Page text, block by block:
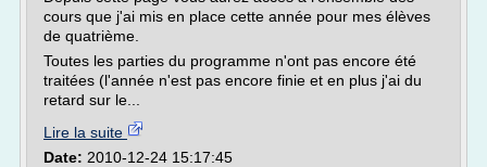
cours que j'ai mis en place cette année pour mes élèves
de quatrième.
Toutes les parties du programme n'ont pas encore été
traitées (l'année n'est pas encore finie et en plus j'ai du
retard sur le...
Lire la suite
Date: 2010-12-24 15:17:45